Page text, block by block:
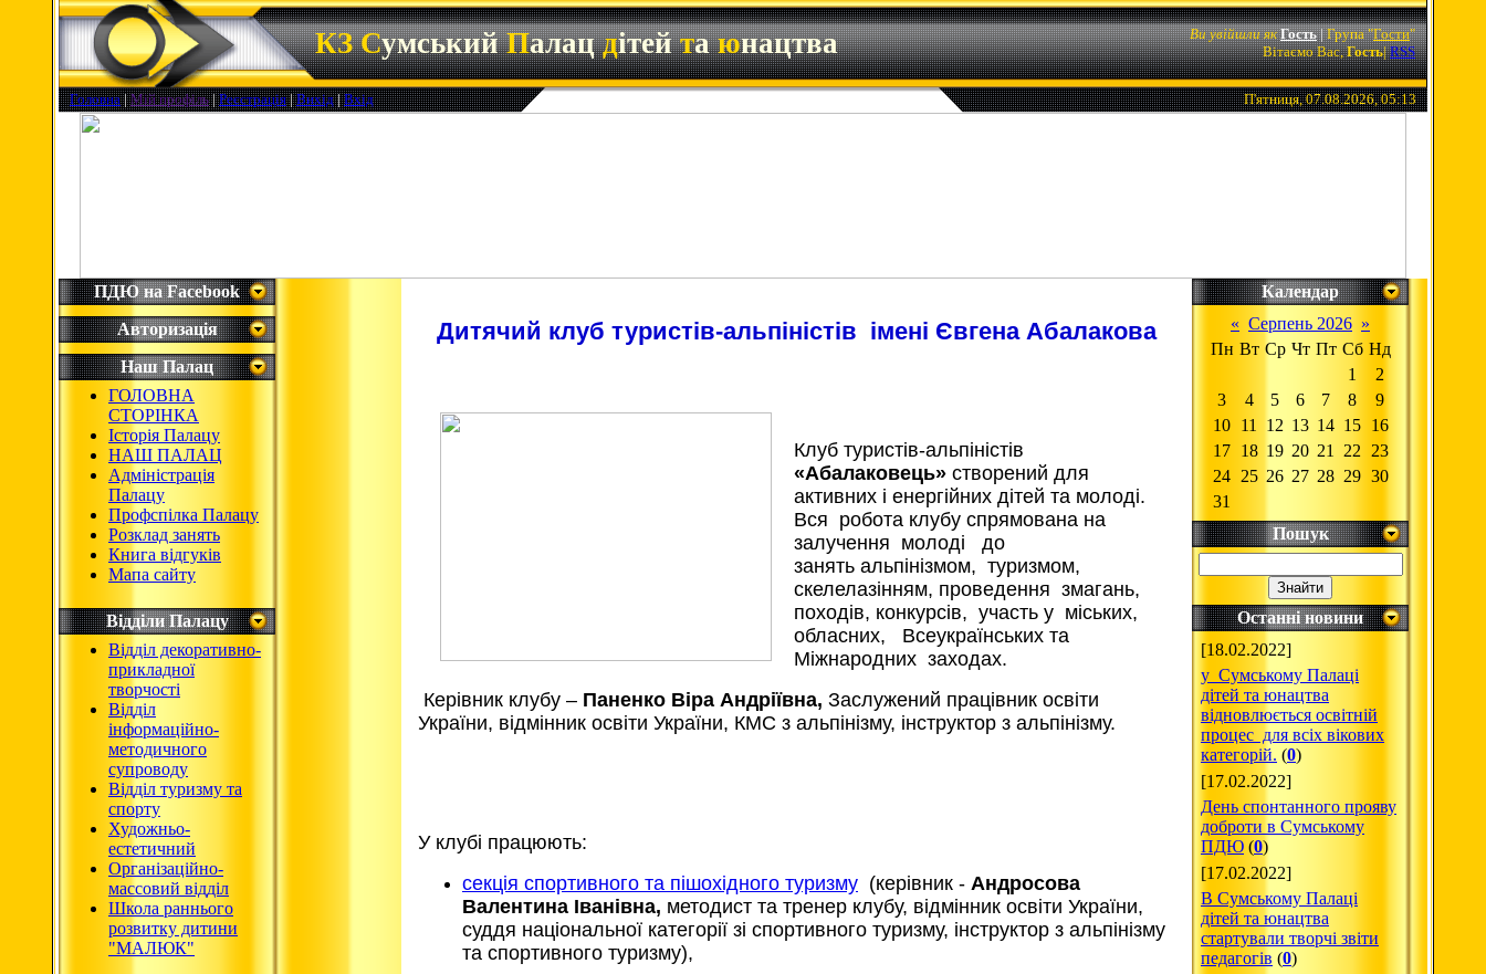
КЗ СумськийПалацдітейтаюнацтва Ви увійшли якГость|Група"Гости"
Вітаємо Вас,Гость|RSS
Головна|Мій профіль|Реєстрація|Вихід|Вхід П'ятниця, 07.08.2026, 05:13
ПДЮ на Facebook
Авторизація
Наш Палац
ГОЛОВНА
СТОРІНКА
Історія Палацу
НАШ ПАЛАЦ
Адміністрація
Палацу
Профспілка Палацу
Розклад занять
Книга відгуків
Мапа сайту
Відділи Палацу
Відділ декоративно-
прикладної
творчості
Відділ
інформаційно-
методичного
супроводу
Відділ туризму та
спорту
Художньо-
естетичний
Організаційно-
массовий відділ
Школа раннього
розвитку дитини
"МАЛЮК"
Дитячий клуб туристів-альпіністів імені Євгена Абалакова
Клуб туристів-альпіністів
«Абалаковець» створений для
активних і енергійних дітей та молоді.
Вся робота клубу спрямована на
залучення молоді до
занять альпінізмом, туризмом,
скелелазінням, проведення змагань,
походів, конкурсів, участь у міських,
обласних, Всеукраїнських та
Міжнародних заходах.
Керівник клубу – Паненко Віра Андріївна, Заслужений працівник освіти
України, відмінник освіти України, КМС з альпінізму, інструктор з альпінізму.
У клубі працюють:
секція спортивного та пішохідного туризму (керівник - Андросова
Валентина Іванівна, методист та тренер клубу, відмінник освіти України,
суддя національної категорії зі спортивного туризму, інструктор з альпінізму
та спортивного туризму),
Календар
« Серпень 2026 »
Пн Вт Ср Чт Пт Сб Нд
1
2
3
4 5 6 7 8
9
10 11 12 13 14 15 16
17 18 19 20 21 22
23
24 25 26 27 28 29 30
31
Пошук
Останні новини
[18.02.2022]
у Сумському Палаці
дітей та юнацтва
відновлюється освітній
процес для всіх вікових
категорій. (0)
[17.02.2022]
День спонтанного прояву
доброти в Сумському
ПДЮ (0)
[17.02.2022]
В Сумському Палаці
дітей та юнацтва
стартували творчі звіти
педагогів (0)